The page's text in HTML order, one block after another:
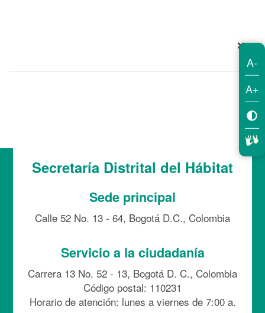
Secretaría Distrital del Hábitat
Sede principal
Calle 52 No. 13 - 64, Bogotá D.C., Colombia
Servicio a la ciudadanía
Carrera 13 No. 52 - 13, Bogotá D. C., Colombia
Código postal: 110231
Horario de atención: lunes a viernes de 7:00 a.
A-
A+